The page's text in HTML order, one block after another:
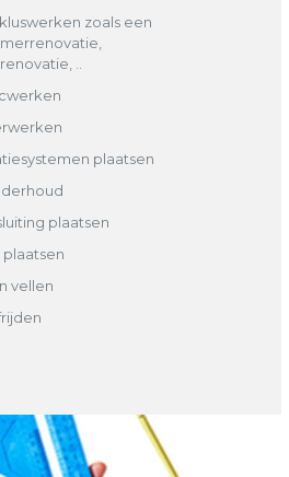
zoals een
..
plaatsen
plaatsen
plaatsen
vellen